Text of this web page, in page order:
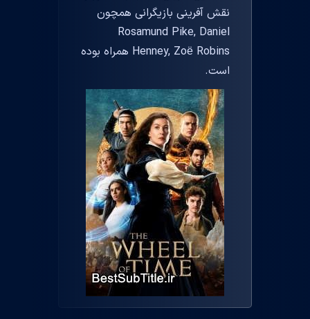
نقش آفرینی بازیگرانی همچون
Rosamund Pike, Daniel
Henney, Zoë Robins همراه بوده
است.